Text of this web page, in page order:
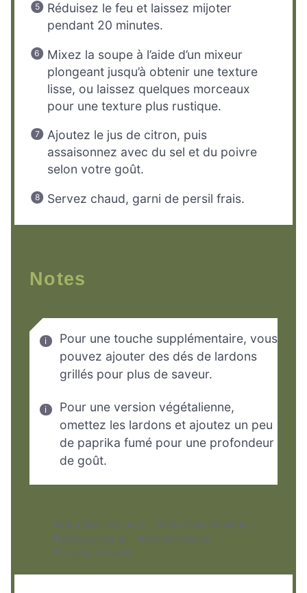
Réduisez le feu et laissez mijoter
pendant 20 minutes.
Mixez la soupe à l’aide d’un mixeur
plongeant jusqu’à obtenir une texture
lisse, ou laissez quelques morceaux
pour une texture plus rustique.
Ajoutez le jus de citron, puis
assaisonnez avec du sel et du poivre
selon votre goût.
Servez chaud, garni de persil frais.
Notes
Pour une touche supplémentaire, vous
pouvez ajouter des dés de lardons
grillés pour plus de saveur.
Pour une version végétalienne,
omettez les lardons et ajoutez un peu
de paprika fumé pour une profondeur
de goût.
Prep Time: 10 minutes Cook Time: 30 minutes
Category: Soupe Method: Cuisiner
Cuisine: Française